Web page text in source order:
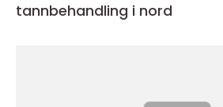
tannbehandling i nord